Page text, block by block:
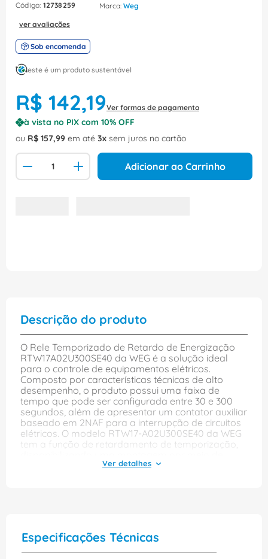
: 12738259 Weg
ver avaliações
Sob encomenda
este é um produto sustentável
R$ 142,19Ver formas de pagamento
à vista no PIX com 10% OFF
ou R$ 157,99 em até 3 sem juros no cartão
Adicionar ao Carrinho
Descrição do produto
O Rele Temporizado de Retardo de Energização
RTW17A02U300SE40 da WEG é a solução ideal
para o controle de equipamentos elétricos.
Composto por características técnicas de alto
desempenho, o produto possui uma faixa de
tempo que pode ser configurada entre 30 e 300
segundos, além de apresentar um contator auxiliar
baseado em 2NAF para a interrupção de circuitos
elétricos. O modelo RTW17-A02U300SE40 da WEG
tem a função de retardamento de temporização,
caixa de 17,5mm, e é capaz de realizar conexão
iluminação, entre outros. Também pode ser
facilmente integrado a sistemas já existentes, o
que confere maior flexibilidade ao usuário. Com a
Especificações Técnicas